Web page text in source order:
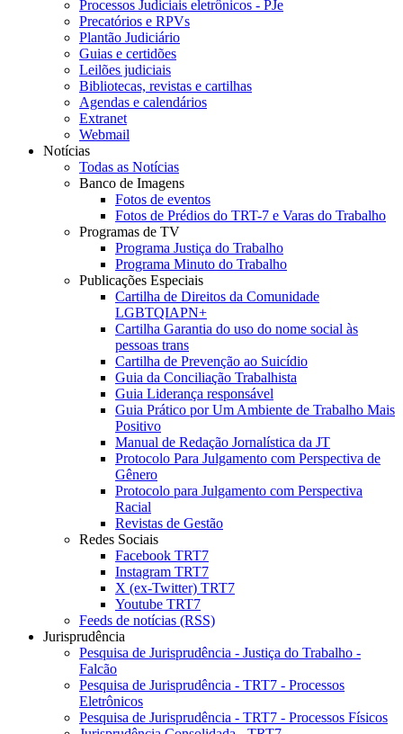
Processos Judiciais eletrônicos - PJe
Precatórios e RPVs
Plantão Judiciário
Guias e certidões
Leilões judiciais
Bibliotecas, revistas e cartilhas
Agendas e calendários
Extranet
Webmail
Notícias
Todas as Notícias
Banco de Imagens
Fotos de eventos
Fotos de Prédios do TRT-7 e Varas do Trabalho
Programas de TV
Programa Justiça do Trabalho
Programa Minuto do Trabalho
Publicações Especiais
Cartilha de Direitos da Comunidade
LGBTQIAPN+
Cartilha Garantia do uso do nome social às
pessoas trans
Cartilha de Prevenção ao Suicídio
Guia da Conciliação Trabalhista
Guia Liderança responsável
Guia Prático por Um Ambiente de Trabalho Mais
Positivo
Manual de Redação Jornalística da JT
Protocolo Para Julgamento com Perspectiva de
Gênero
Protocolo para Julgamento com Perspectiva
Racial
Revistas de Gestão
Redes Sociais
Facebook TRT7
Instagram TRT7
X (ex-Twitter) TRT7
Youtube TRT7
Feeds de notícias (RSS)
Jurisprudência
Pesquisa de Jurisprudência - Justiça do Trabalho -
Falcão
Pesquisa de Jurisprudência - TRT7 - Processos
Eletrônicos
Pesquisa de Jurisprudência - TRT7 - Processos Físicos